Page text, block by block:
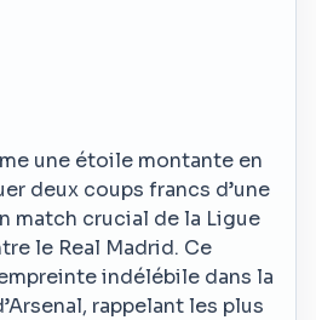
une étoile montante en
deux coups francs d’une
match crucial de la Ligue
le Real Madrid. Ce
indélébile dans la
rappelant les plus